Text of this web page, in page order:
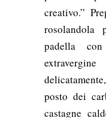
creativo.”
padella
posto dei
castagne